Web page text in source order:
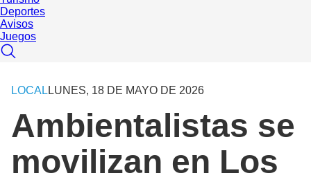
Deportes
Avisos
Juegos
LOCAL LUNES, 18 DE MAYO DE 2026
Ambientalistas se
movilizan en Los